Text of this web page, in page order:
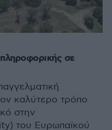
σε
καλύτερο τρόπο
στην
του Ευρωπαϊκού